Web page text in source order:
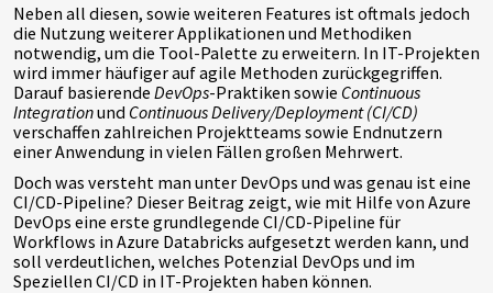
Neben all diesen, sowie weiteren Features ist oftmals jedoch
die Nutzung weiterer Applikationen und Methodiken
notwendig, um die Tool-Palette zu erweitern. In IT-Projekten
wird immer häufiger auf agile Methoden zurückgegriffen.
Darauf basierende DevOps-Praktiken sowie Continuous
Integrationund Continuous Delivery/Deployment (CI/CD)
verschaffen zahlreichen Projektteams sowie Endnutzern
einer Anwendung in vielen Fällen großen Mehrwert.
Doch was versteht man unter DevOps und was genau ist eine
CI/CD-Pipeline? Dieser Beitrag zeigt, wie mit Hilfe von Azure
DevOps eine erste grundlegende CI/CD-Pipeline für
Workflows in Azure Databricks aufgesetzt werden kann, und
soll verdeutlichen, welches Potenzial DevOps und im
Speziellen CI/CD in IT-Projekten haben können.